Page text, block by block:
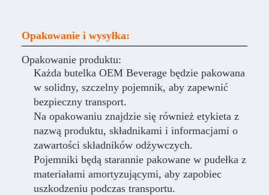
Opakowanie i wysyłka:
Opakowanie produktu:
Każda butelka OEM Beverage będzie pakowana
w solidny, szczelny pojemnik, aby zapewnić
bezpieczny transport.
Na opakowaniu znajdzie się również etykieta z
nazwą produktu, składnikami i informacjami o
zawartości składników odżywczych.
Pojemniki będą starannie pakowane w pudełka z
materiałami amortyzującymi, aby zapobiec
uszkodzeniu podczas transportu.